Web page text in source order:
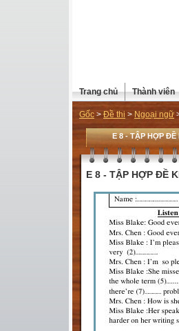
Trang chủ Thành viên
Gốc > Đề thi > Ngoại ngữ
E 8 - TẬP HỢP ĐỀ
E 8 - TẬP HỢP ĐỀ